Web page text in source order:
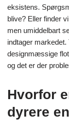
eksistens.
blive? Eller finder
men umiddelbart
indtager
designmæssige
og det er der
Hvorfor
dyrere